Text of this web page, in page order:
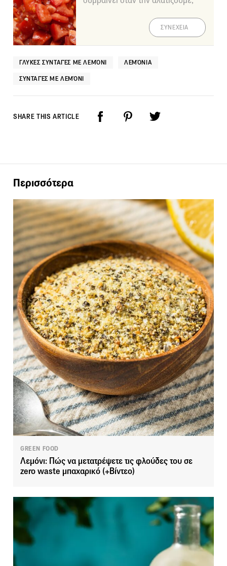
ΣΥΝΕΧΕΙΑ
ΓΛΥΚΈΣ ΣΥΝΤΑΓΈΣ ΜΕ ΛΕΜΌΝΙ ΛΕΜΌΝΙΑ
ΣΥΝΤΑΓΈΣ ΜΕ ΛΕΜΌΝΙ
SHARE THIS ARTICLE
Περισσότερα
GREEN FOOD
Λεμόνι: Πώς να μετατρέψετε τις φλούδες του σε
zero waste μπαχαρικό (+Βίντεο)